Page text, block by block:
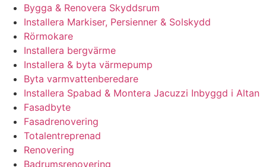
Bygga & Renovera Skyddsrum
Installera Markiser, Persienner & Solskydd
Rörmokare
Installera bergvärme
Installera & byta värmepump
Byta varmvattenberedare
Installera Spabad & Montera Jacuzzi Inbyggd i Altan
Fasadbyte
Fasadrenovering
Totalentreprenad
Renovering
Badrumsrenovering